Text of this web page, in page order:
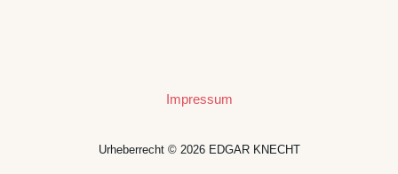
Impressum
Urheberrecht © 2026 EDGAR KNECHT